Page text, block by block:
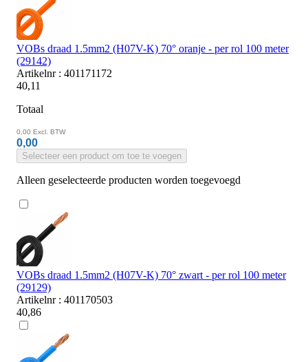
VOBs draad 1.5mm2 (H07V-K) 70° oranje - per rol 100 meter
(29142)
Artikelnr : 401171172
40,11
Totaal
0,00 Excl. BTW
0,00
Selecteer een product om toe te voegen
Alleen geselecteerde producten worden toegevoegd
VOBs draad 1.5mm2 (H07V-K) 70° zwart - per rol 100 meter
(29129)
Artikelnr : 401170503
40,86